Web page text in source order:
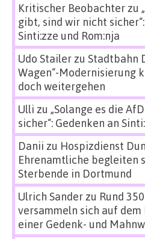
Kritischer Beobachterzu
gibt, sind wir nicht
Sinti:zze und Rom:nja
Udo Stailerzu Stadtbahn
Wagen“-Modernisierung
doch weitergehen
Ulli zu „Solange es die
sicher“: Gedenken an
Danii zu Hospizdienst
Ehrenamtliche begleiten
Sterbende in Dortmund
Ulrich Sanderzu Rund
versammeln sich auf
einer Gedenk- und